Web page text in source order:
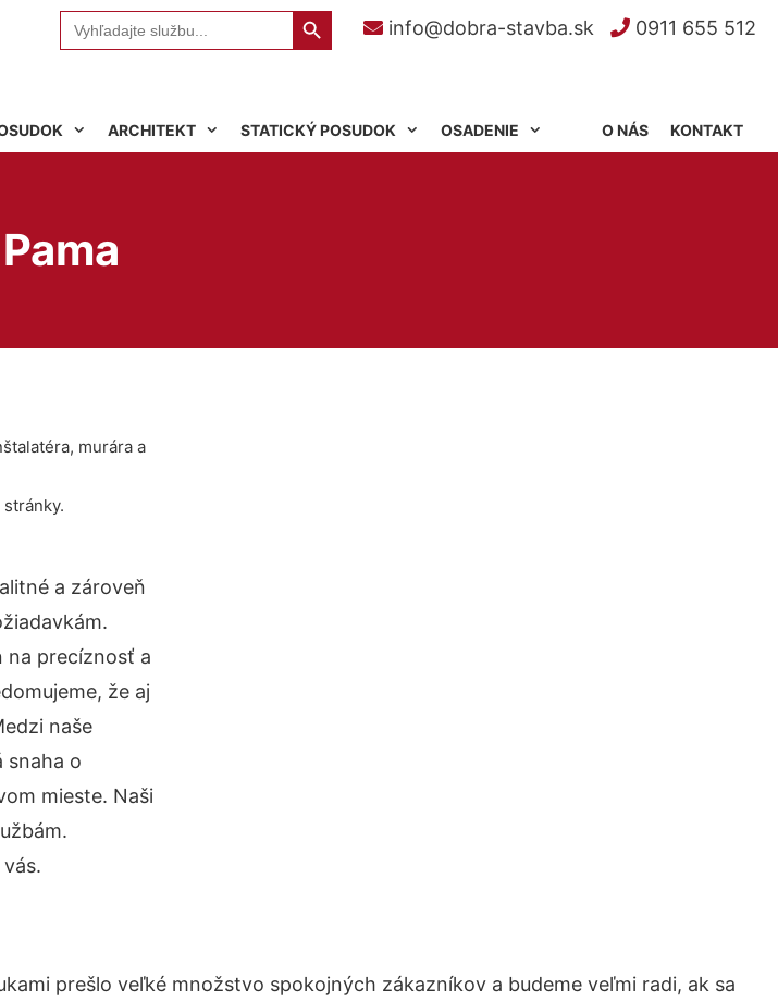
info@dobra-stavba.sk 0911 655 512
Search
for:
Search Button
ARCHITEKT STATICKÝ POSUDOK OSADENIE KONTAKT
O NÁS
murára a
a zároveň
na precíznosť a
že aj
naše
o
mieste. Naši
prešlo veľké množstvo spokojných zákazníkov a budeme veľmi radi, ak sa